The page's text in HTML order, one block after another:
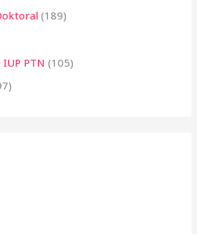
(189)
PTN (105)